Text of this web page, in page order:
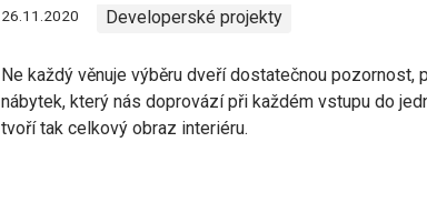
26.11.2020 Developerské projekty
Ne každý věnuje výběru dveří dostatečnou pozornost,
nábytek, který nás doprovází při každém vstupu do
tvoří tak celkový obraz interiéru.